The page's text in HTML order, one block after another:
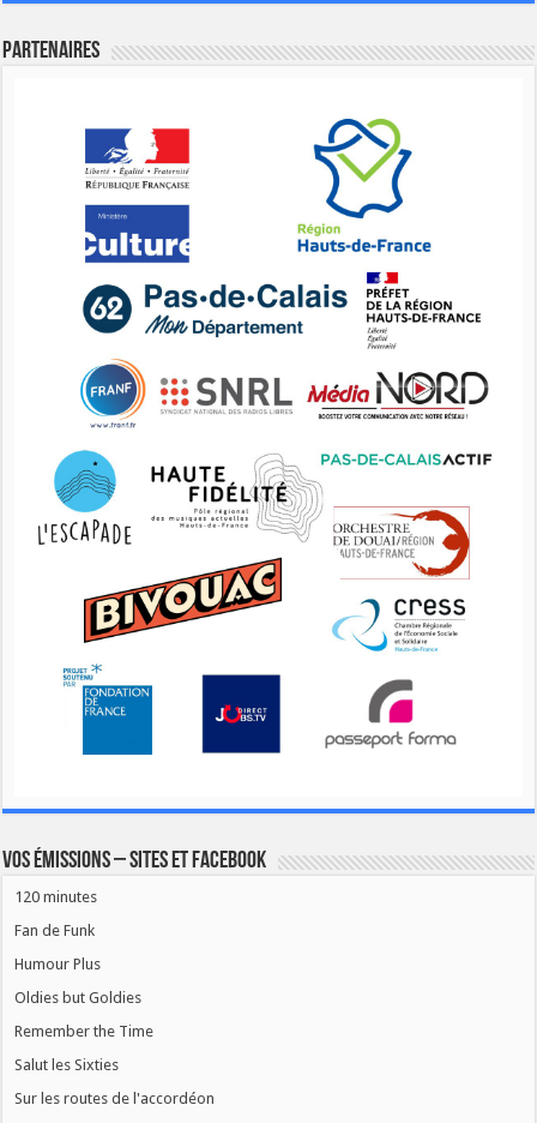
Partenaires
Vos émissions – Sites et Facebook
120 minutes
Fan de Funk
Humour Plus
Oldies but Goldies
Remember the Time
Salut les Sixties
Sur les routes de l'accordéon